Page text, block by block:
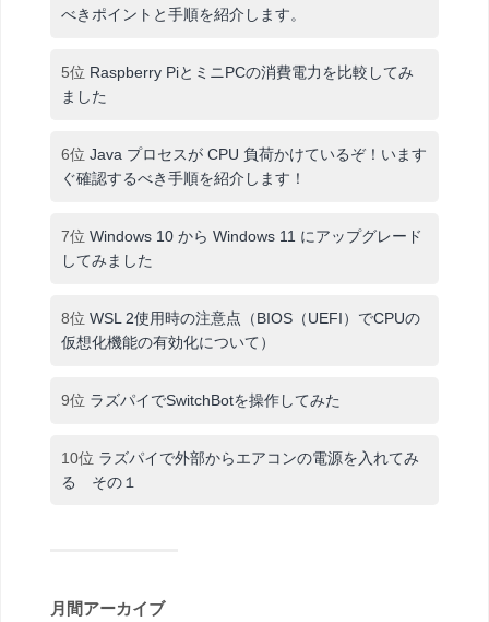
べきポイントと手順を紹介します。
5位 Raspberry PiとミニPCの消費電力を比較してみ
ました
6位 Java プロセスが CPU 負荷かけているぞ！います
ぐ確認するべき手順を紹介します！
7位 Windows 10 から Windows 11 にアップグレード
してみました
8位 WSL 2使用時の注意点（BIOS（UEFI）でCPUの
仮想化機能の有効化について）
9位 ラズパイでSwitchBotを操作してみた
10位 ラズパイで外部からエアコンの電源を入れてみ
る その１
月間アーカイブ